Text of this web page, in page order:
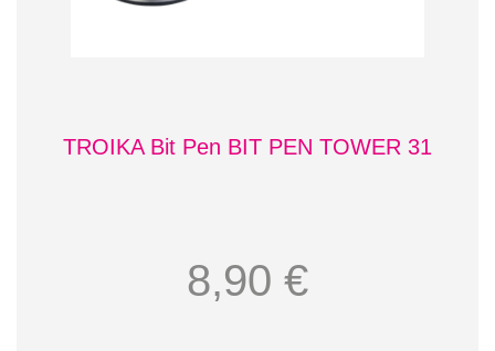
TROIKA Bit Pen BIT PEN TOWER 31
8,90 €